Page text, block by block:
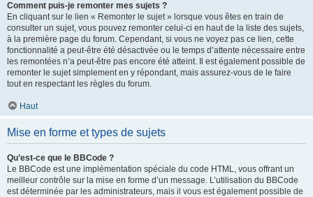
Comment puis-je remonter mes sujets ?
En cliquant sur le lien « Remonter le sujet » lorsque vous êtes en train de
consulter un sujet, vous pouvez remonter celui-ci en haut de la liste des sujets,
à la première page du forum. Cependant, si vous ne voyez pas ce lien, cette
fonctionnalité a peut-être été désactivée ou le temps d’attente nécessaire entre
les remontées n’a peut-être pas encore été atteint. Il est également possible de
remonter le sujet simplement en y répondant, mais assurez-vous de le faire
tout en respectant les règles du forum.
Haut
Mise en forme et types de sujets
Qu’est-ce que le BBCode ?
Le BBCode est une implémentation spéciale du code HTML, vous offrant un
meilleur contrôle sur la mise en forme d’un message. L’utilisation du BBCode
est déterminée par les administrateurs, mais il vous est également possible de